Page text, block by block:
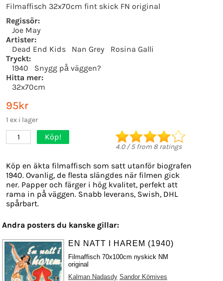
Filmaffisch 32x70cm fint skick FN original
Regissör:
Joe May
Artister:
Dead End Kids
Nan Grey
Rosina Galli
Tryckt:
1940
Snygg på väggen?
Hitta mer:
32x70cm
95kr
1 ex i lager
1 Köp!
4.0/5from 8 ratings
Köp en äkta filmaffisch som satt utanför biografen
1940. Ovanlig, de flesta slängdes när filmen gick
ner. Papper och färger i hög kvalitet, perfekt att
rama in på väggen. Snabb leverans, Swish, DHL
spårbart.
Andra posters du kanske gillar:
EN NATT I HAREM (1940)
Filmaffisch 70x100cm nyskick NM
original
Kalman Nadasdy Sandor Kömives